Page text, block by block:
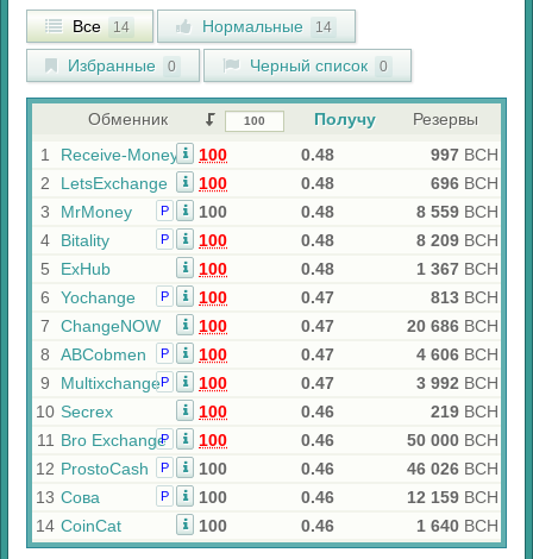
Все 14 Нормальные 14
Избранные 0 Черный список 0
Обменник Получу
Резервы
1
Receive-Money 100 0.48 997 BCH
2
LetsExchange 100 0.48 696 BCH
3
MrMoney Р 100 0.48 8 559 BCH
4
Bitality Р 100 0.48 8 209 BCH
5
ExHub 100 0.48 1 367 BCH
6
Yochange Р 100 0.47 813 BCH
7
ChangeNOW 100 0.47 20 686 BCH
8
ABCobmen Р 100 0.47 4 606 BCH
9
MultixchangeР 100 0.47 3 992 BCH
10 Secrex 100 0.46 219 BCH
11 Bro ExchangeР 100 0.46 50 000 BCH
12 ProstoCash Р 100 0.46 46 026 BCH
13 Сова Р 100 0.46 12 159 BCH
14 CoinCat 100 0.46 1 640 BCH